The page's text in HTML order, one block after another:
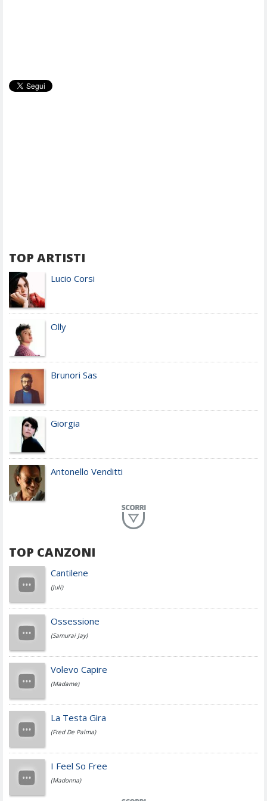
TOP ARTISTI
Lucio Corsi
Olly
Brunori Sas
Giorgia
Antonello Venditti
Achille Lauro
Cesare Cremonini
Jovanotti
Fedez
Simone Cristicchi
TOP CANZONI
Cantilene
(Juli)
Ossessione
(Samurai Jay)
Volevo Capire
(Madame)
La Testa Gira
(Fred De Palma)
I Feel So Free
(Madonna)